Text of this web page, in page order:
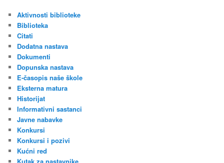
r
c
h
Aktivnosti biblioteke
Biblioteka
Citati
Dodatna nastava
Dokumenti
Dopunska nastava
E-časopis naše škole
Eksterna matura
Historijat
Informativni sastanci
Javne nabavke
Konkursi
Konkursi i pozivi
Kućni red